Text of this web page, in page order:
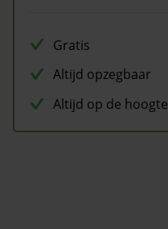
Gratis
Altijd opzegbaar
Altijd op de hoogte